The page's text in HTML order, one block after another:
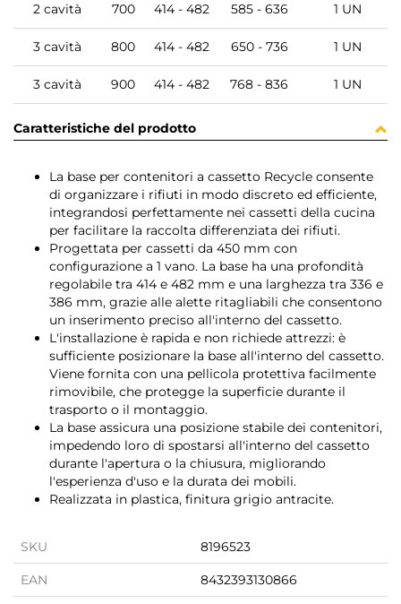
2 cavità 700 414 - 482 585 - 636 1 UN
3 cavità 800 414 - 482 650 - 736 1 UN
3 cavità 900 414 - 482 768 - 836 1 UN
Caratteristiche del prodotto
La base per contenitori a cassetto Recycle consente
di organizzare i rifiuti in modo discreto ed efficiente,
integrandosi perfettamente nei cassetti della cucina
per facilitare la raccolta differenziata dei rifiuti.
Progettata per cassetti da 450 mm con
configurazione a 1 vano. La base ha una profondità
regolabile tra 414 e 482 mm e una larghezza tra 336 e
386 mm, grazie alle alette ritagliabili che consentono
un inserimento preciso all'interno del cassetto.
L'installazione è rapida e non richiede attrezzi: è
sufficiente posizionare la base all'interno del cassetto.
Viene fornita con una pellicola protettiva facilmente
rimovibile, che protegge la superficie durante il
trasporto o il montaggio.
La base assicura una posizione stabile dei contenitori,
impedendo loro di spostarsi all'interno del cassetto
durante l'apertura o la chiusura, migliorando
l'esperienza d'uso e la durata dei mobili.
Realizzata in plastica, finitura grigio antracite.
SKU 8196523
EAN 8432393130866